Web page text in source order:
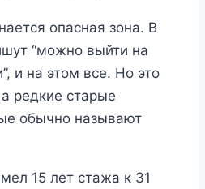
опасная зона. В
“можно выйти на
и на этом все. Но это
редкие старые
обычно называют
15 лет стажа к 31